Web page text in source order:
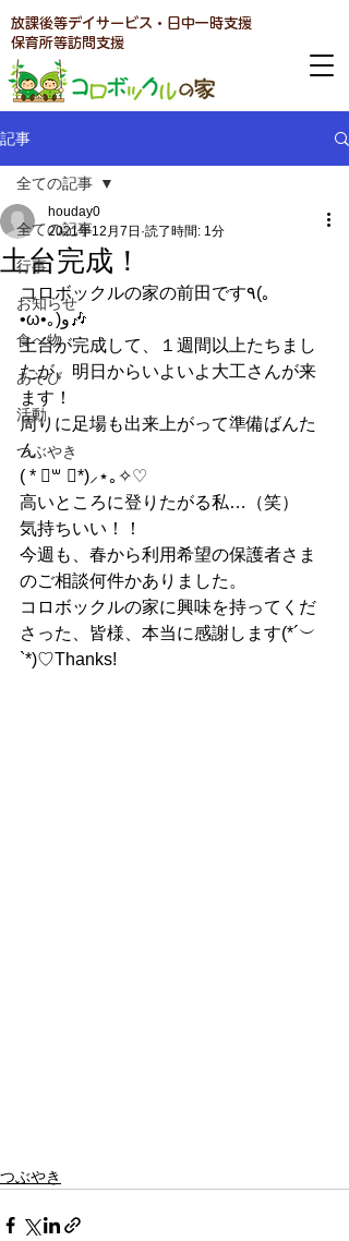
放課後等デイサービス・日中一時支援
​保育所等訪問支援
記事
全ての記事
行事
お知らせ
食べ物
あそび
活動
つぶやき
全ての記事
土台完成！
houday0
2021年12月7日 読了時間: 1分
コロボックルの家の前田です٩(｡
•ω•｡)﻿و🎶
土台が完成して、１週間以上たちまし
たが、明日からいよいよ大工さんが来
ます！
周りに足場も出来上がって準備ばんた
ん
( * ॑꒳ ॑*)⸝⋆｡✧♡
高いところに登りたがる私…（笑）
気持ちいい！！
今週も、春から利用希望の保護者さま
のご相談何件かありました。
コロボックルの家に興味を持ってくだ
さった、皆様、本当に感謝します(*´︶
`*)♡Thanks!
つぶやき